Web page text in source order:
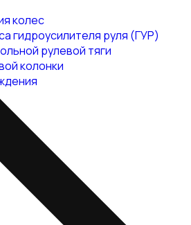
колес
гидроусилителя руля (ГУР)
рулевой тяги
колонки